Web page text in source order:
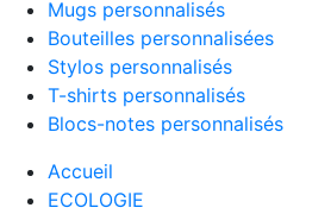
Mugs personnalisés
Bouteilles personnalisées
Stylos personnalisés
T-shirts personnalisés
Blocs-notes personnalisés
Accueil
ECOLOGIE